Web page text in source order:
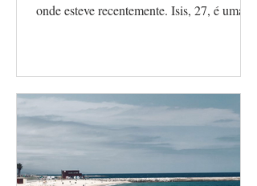
onde esteve recentemente. Isis, 27, é uma...